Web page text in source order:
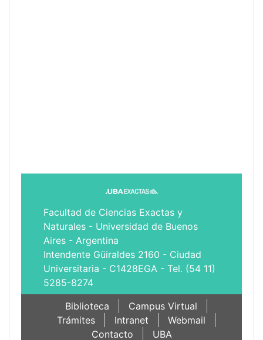
Facultad de Ciencias Exactas y
Naturales - Universidad de Buenos
Aires - Argentina
Intendente Güiraldes 2160 - Ciudad
Universitaria - C1428EGA - Tel. (54 11)
5285-8274
Biblioteca
Campus Virtual
Trámites
Intranet
Webmail
Contacto
UBA